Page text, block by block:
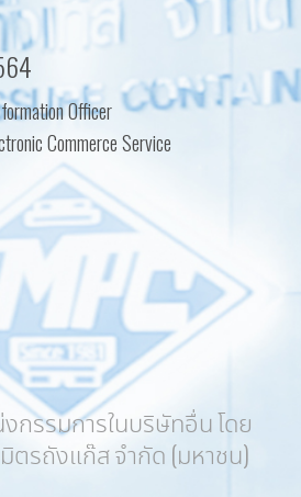
Officer
Commerce Service
กรรมการในบริษัทอื่น โดย
ตรถังแก๊ส จำกัด (มหาชน)